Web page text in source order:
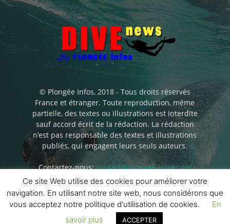
© Plongée Infos, 2018 - Tous droits réservés
France et étranger. Toute reproduction, même
partielle, des textes ou illustrations est interdite
sauf accord écrit de la rédaction. La rédaction
n’est pas responsable des textes et illustrations
publiés, qui engagent leurs seuls auteurs.
Contactez-nous:contact@plongee-infos.com
Ce site Web utilise des cookies pour améliorer votre
navigation. En utilisant notre site web, nous considérons que
vous acceptez notre politique d'utilisation de cookies.
En
savoir plus
ACCEPTER